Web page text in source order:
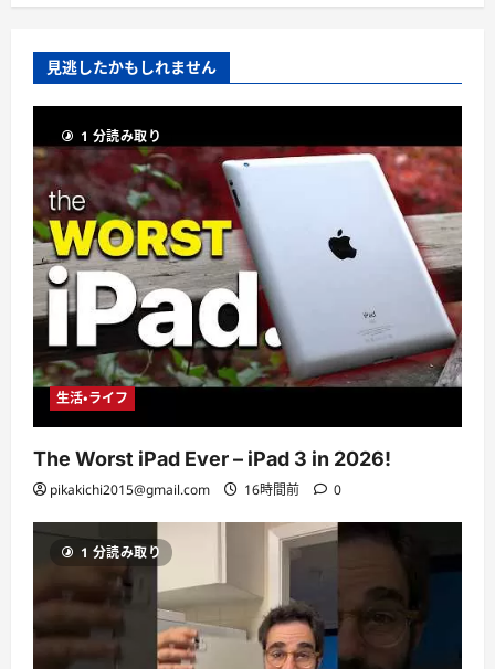
見逃したかもしれません
1 分読み取り
生活・ライフ
The Worst iPad Ever – iPad 3 in 2026!
pikakichi2015@gmail.com 16時間前 0
1 分読み取り